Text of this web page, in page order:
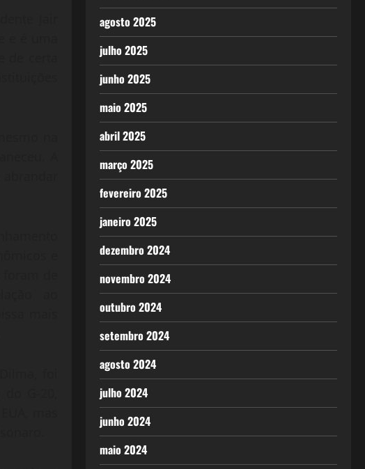
agosto 2025
julho 2025
junho 2025
maio 2025
abril 2025
março 2025
fevereiro 2025
janeiro 2025
dezembro 2024
novembro 2024
outubro 2024
setembro 2024
agosto 2024
julho 2024
junho 2024
maio 2024